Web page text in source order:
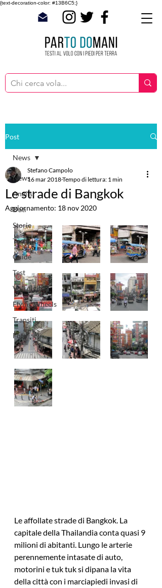
{text-decoration-color: #13B6C5;}
Post
News
Analisi
Dati
Storie
Turbolenze
Guide
Test
Voli digitali
Flying Wheels
Transiti
Foto
News
Le strade di Bangkok
Stefano Campolo
16 mar 2018Tempo di lettura: 1 min
Aggiornamento: 18 nov 2020
Le affollate strade di Bangkok. La
capitale della Thailandia conta quasi 9
milioni di abitanti. Lungo le arterie
perennemente intasate di auto,
motorini e tuk tuk si dipana la vita
della città con i marciapiedi invasi di